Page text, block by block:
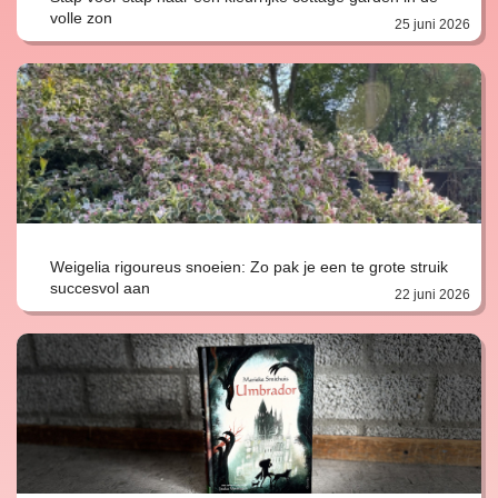
volle zon
25 juni 2026
Weigelia rigoureus snoeien: Zo pak je een te grote struik
succesvol aan
22 juni 2026